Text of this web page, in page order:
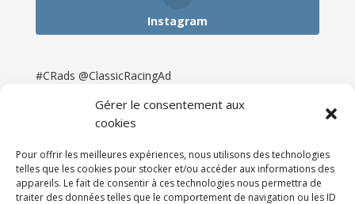
Gérer le consentement aux
cookies
Pour offrir les meilleures expériences, nous utilisons des technologies
telles que les cookies pour stocker et/ou accéder aux informations des
appareils. Le fait de consentir à ces technologies nous permettra de
traiter des données telles que le comportement de navigation ou les ID
Instagram
#CRads @ClassicRacingAd